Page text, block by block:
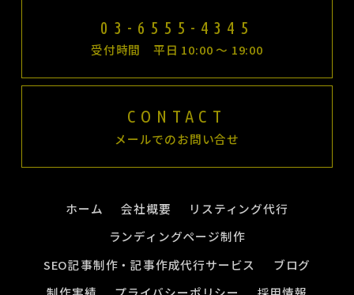
03-6555-4345
受付時間 平日 10:00 〜 19:00
CONTACT
メールでのお問い合せ
ホーム 会社概要
リスティング代行
ランディングページ制作
SEO記事制作・記事作成代行サービス
ブログ